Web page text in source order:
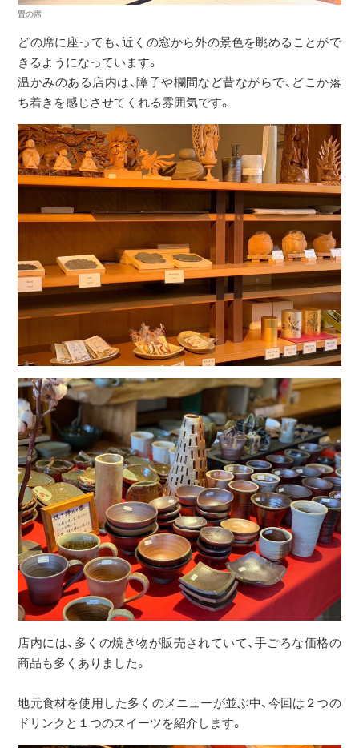
畳の席
どの席に座っても、近くの窓から外の景色を眺めることがで
きるようになっています。
温かみのある店内は、障子や欄間など昔ながらで、どこか落
ち着きを感じさせてくれる雰囲気です。
店内には、多くの焼き物が販売されていて、手ごろな価格の
商品も多くありました。
地元食材を使用した多くのメニューが並ぶ中、今回は２つの
ドリンクと１つのスイーツを紹介します。